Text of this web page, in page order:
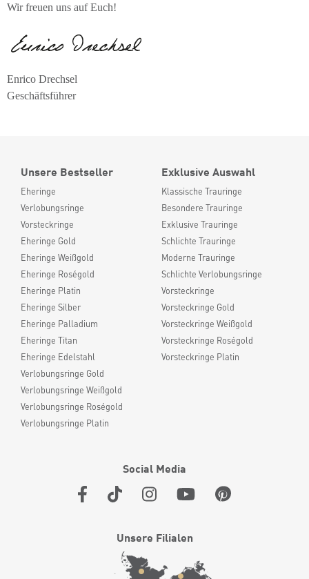
Wir freuen uns auf Euch!
Enrico Drechsel
Geschäftsführer
Unsere Bestseller
Eheringe
Verlobungsringe
Vorsteckringe
Eheringe Gold
Eheringe Weißgold
Eheringe Roségold
Eheringe Platin
Eheringe Silber
Eheringe Palladium
Eheringe Titan
Eheringe Edelstahl
Verlobungsringe Gold
Verlobungsringe Weißgold
Verlobungsringe Roségold
Verlobungsringe Platin
Exklusive Auswahl
Klassische Trauringe
Besondere Trauringe
Exklusive Trauringe
Schlichte Trauringe
Moderne Trauringe
Schlichte Verlobungsringe
Vorsteckringe
Vorsteckringe Gold
Vorsteckringe Weißgold
Vorsteckringe Roségold
Vorsteckringe Platin
Social Media
Unsere Filialen